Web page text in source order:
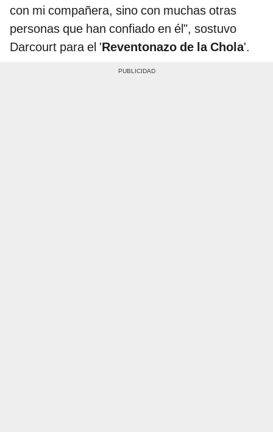
con mi compañera, sino con muchas otras
personas que han confiado en él", sostuvo
Darcourt para el 'Reventonazo de la Chola'.